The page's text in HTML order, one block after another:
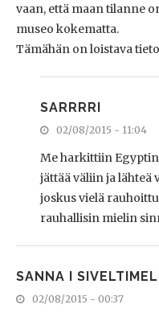
vaan, että maan tilanne
museo kokematta.
Tämähän on loistava
SARRRRI
02/08/2015 - 11:04
Me harkittiin
jättää väliin ja lähteä
joskus vielä
rauhallisin mielin
SANNA I
02/08/2015 - 00:37